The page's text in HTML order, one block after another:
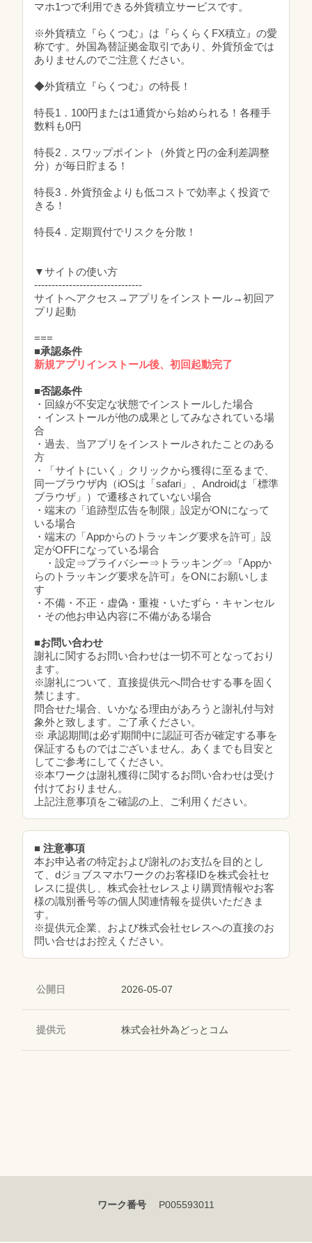
マホ1つで利用できる外貨積立サービスです。
※外貨積立『らくつむ』は『らくらくFX積立』の愛
称です。外国為替証拠金取引であり、外貨預金では
ありませんのでご注意ください。
◆外貨積立『らくつむ』の特長！
特長1．100円または1通貨から始められる！各種手
数料も0円
特長2．スワップポイント（外貨と円の金利差調整
分）が毎日貯まる！
特長3．外貨預金よりも低コストで効率よく投資で
きる！
特長4．定期買付でリスクを分散！
▼サイトの使い方
-------------------------------
サイトへアクセス→アプリをインストール→初回ア
プリ起動
===
■承認条件
新規アプリインストール後、初回起動完了
■否認条件
・回線が不安定な状態でインストールした場合
・インストールが他の成果としてみなされている場
合
・過去、当アプリをインストールされたことのある
方
・「サイトにいく」クリックから獲得に至るまで、
同一ブラウザ内（iOSは「safari」、Androidは「標準
ブラウザ」）で遷移されていない場合
・端末の「追跡型広告を制限」設定がONになって
いる場合
・端末の「Appからのトラッキング要求を許可」設
定がOFFになっている場合
・設定⇒プライバシー⇒トラッキング⇒『Appか
らのトラッキング要求を許可』をONにお願いしま
す
・不備・不正・虚偽・重複・いたずら・キャンセル
・その他お申込内容に不備がある場合
■お問い合わせ
謝礼に関するお問い合わせは一切不可となっており
ます。
※謝礼について、直接提供元へ問合せする事を固く
禁じます。
問合せた場合、いかなる理由があろうと謝礼付与対
象外と致します。ご了承ください。
※ 承認期間は必ず期間中に認証可否が確定する事を
保証するものではございません。あくまでも目安と
してご参考にしてください。
※本ワークは謝礼獲得に関するお問い合わせは受け
付けておりません。
上記注意事項をご確認の上、ご利用ください。
■ 注意事項
本お申込者の特定および謝礼のお支払を目的とし
て、dジョブスマホワークのお客様IDを株式会社セ
レスに提供し、株式会社セレスより購買情報やお客
様の識別番号等の個人関連情報を提供いただきま
す。
※提供元企業、および株式会社セレスへの直接のお
問い合せはお控えください。
公開日 2026-05-07
提供元 株式会社外為どっとコム
ワーク番号 P005593011